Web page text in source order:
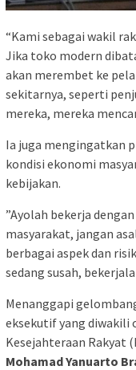
“Kami sebagai wakil
Jika toko modern
akan merembet ke
sekitarnya, seperti
mereka, mereka
​Ia juga mengingatkan
kondisi ekonomi
kebijakan.
​”Ayolah bekerja
masyarakat, jangan
berbagai aspek dan
sedang susah,
​Menanggapi
eksekutif yang diwakili
Kesejahteraan Rakyat
Mohamad Yanuarto